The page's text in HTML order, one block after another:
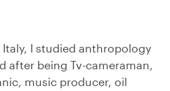
Italy, I studied anthropology
after being Tv-cameraman,
music producer, oil